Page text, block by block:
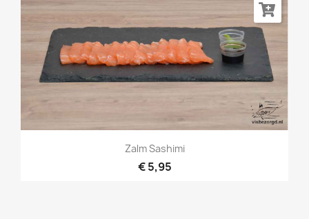
Zalm Sashimi
€ 5,95